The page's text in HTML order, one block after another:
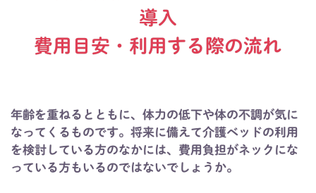
導入
費用目安・利用する際の流れ
年齢を重ねるとともに、体力の低下や体の不調が気に
なってくるものです。将来に備えて介護ベッドの利用
を検討している方のなかには、費用負担がネックにな
っている方もいるのではないでしょうか。